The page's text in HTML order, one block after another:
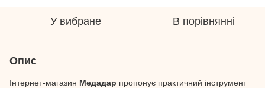
У вибране В порівнянні
Опис
Інтернет-магазин Медадар пропонує практичний інструмент